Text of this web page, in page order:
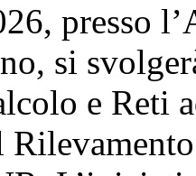
presso
si
e Reti